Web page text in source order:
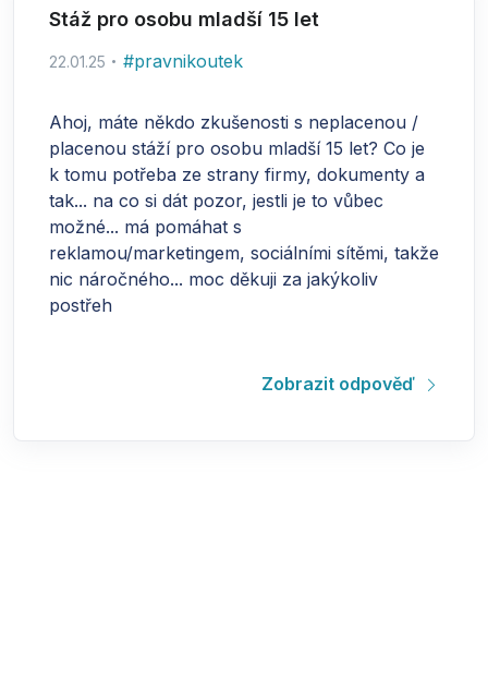
Stáž pro osobu mladší 15 let
22.01.25 #pravnikoutek
Ahoj, máte někdo zkušenosti s neplacenou /
placenou stáží pro osobu mladší 15 let? Co je
k tomu potřeba ze strany firmy, dokumenty a
tak... na co si dát pozor, jestli je to vůbec
možné... má pomáhat s
reklamou/marketingem, sociálními sítěmi, takže
nic náročného... moc děkuji za jakýkoliv
postřeh
Zobrazit odpověď